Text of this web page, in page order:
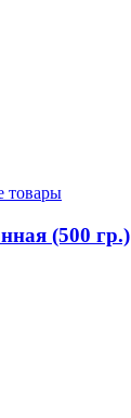
товары
(500 гр.)